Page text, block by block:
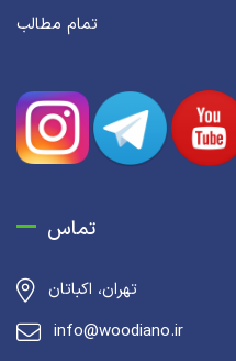
تمام مطالب
تماس
تهران، اکباتان
info@woodiano.ir